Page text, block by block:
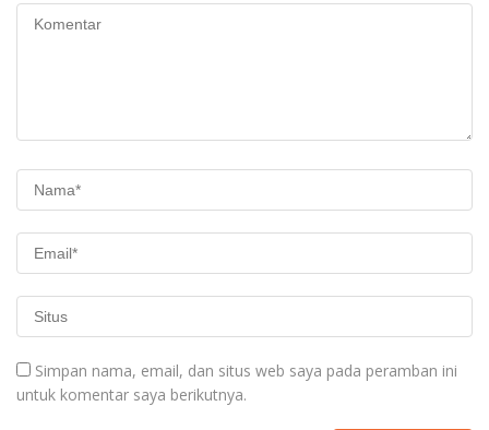
Simpan nama, email, dan situs web saya pada peramban ini
untuk komentar saya berikutnya.